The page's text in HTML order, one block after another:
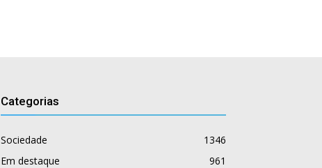
Categorias
Sociedade
1346
Em destaque
961